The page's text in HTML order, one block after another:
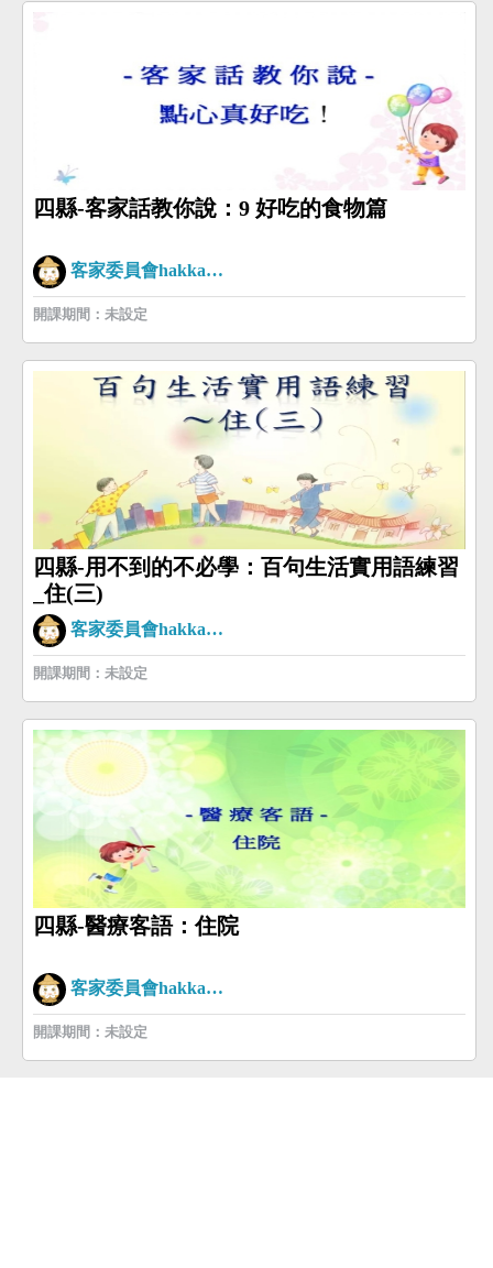
四縣-客家話教你說：9 好吃的食物篇
客家委員會hakkaman
開課期間：未設定
四縣-用不到的不必學：百句生活實用語練習
_住(三)
客家委員會hakkaman
開課期間：未設定
四縣-醫療客語：住院
客家委員會hakkaman
開課期間：未設定